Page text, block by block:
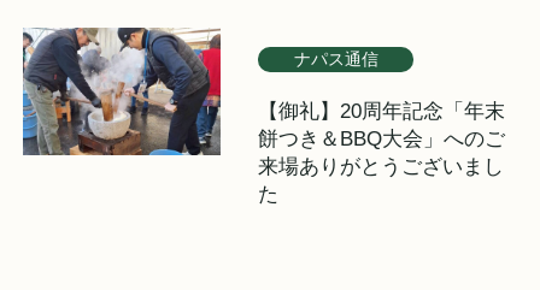
ナパス通信
【御礼】20周年記念「年末
餅つき＆BBQ大会」へのご
来場ありがとうございまし
た